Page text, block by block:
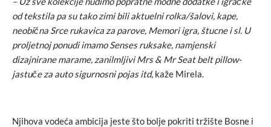
od tekstila pa su tako zimi bili aktuelni rolka/šalovi, kape,
neobična Srce rukavica za parove, Memori igra, štucne i sl. U
proljetnoj ponudi imamo Senses ruksake, namjenski
dizajnirane marame, zanilmljivi Mrs & Mr Seat belt pillow-
jastuče za auto sigurnosni pojas itd, kaže Mirela.
Njihova vodeća ambicija jeste što bolje pokriti tržište Bosne i